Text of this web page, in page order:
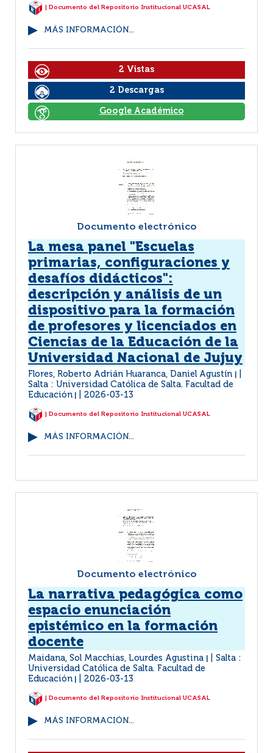
| Documento del Repositorio Institucional UCASAL
MÁS INFORMACIÓN...
2 Vistas
2 Descargas
Google Académico
Documento electrónico
La mesa panel "Escuelas
primarias, configuraciones y
desafíos didácticos":
descripción y análisis de un
dispositivo para la formación
de profesores y licenciados en
Ciencias de la Educación de la
Universidad Nacional de Jujuy
Flores, Roberto Adrián Huaranca, Daniel Agustín
Salta : Universidad Católica de Salta. Facultad de
Educación
2026-03-13
| Documento del Repositorio Institucional UCASAL
MÁS INFORMACIÓN...
Documento electrónico
La narrativa pedagógica como
espacio enunciación
epistémico en la formación
docente
Maidana, Sol Macchias, Lourdes Agustina
Salta :
Universidad Católica de Salta. Facultad de
Educación
2026-03-13
| Documento del Repositorio Institucional UCASAL
MÁS INFORMACIÓN...